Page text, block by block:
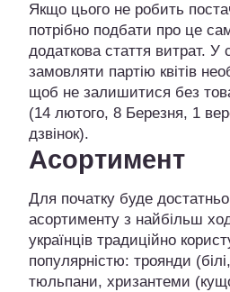
Якщо цього не робить
потрібно подбати про це
додаткова стаття витрат. У
замовляти партію квітів
щоб не залишитися без
(14 лютого, 8 Березня, 1
дзвінок).
Асортимент
Для початку буде
асортименту з найбільш
українців традиційно
популярністю: троянди
тюльпани, хризантеми